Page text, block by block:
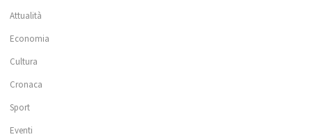
Attualità
Economia
Cultura
Cronaca
Sport
Eventi